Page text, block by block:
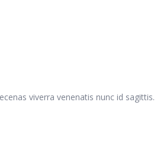
viverra venenatis nunc id